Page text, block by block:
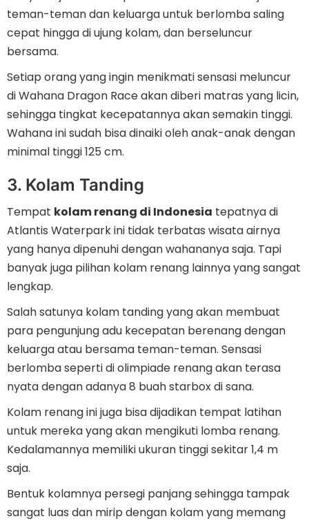
teman-teman dan keluarga untuk berlomba saling
cepat hingga di ujung kolam, dan berseluncur
bersama.
Setiap orang yang ingin menikmati sensasi meluncur
di Wahana Dragon Race akan diberi matras yang licin,
sehingga tingkat kecepatannya akan semakin tinggi.
Wahana ini sudah bisa dinaiki oleh anak-anak dengan
minimal tinggi 125 cm.
3. Kolam Tanding
Tempat kolam renang di Indonesia tepatnya di
Atlantis Waterpark ini tidak terbatas wisata airnya
yang hanya dipenuhi dengan wahananya saja. Tapi
banyak juga pilihan kolam renang lainnya yang sangat
lengkap.
Salah satunya kolam tanding yang akan membuat
para pengunjung adu kecepatan berenang dengan
keluarga atau bersama teman-teman. Sensasi
berlomba seperti di olimpiade renang akan terasa
nyata dengan adanya 8 buah starbox di sana.
Kolam renang ini juga bisa dijadikan tempat latihan
untuk mereka yang akan mengikuti lomba renang.
Kedalamannya memiliki ukuran tinggi sekitar 1,4 m
saja.
Bentuk kolamnya persegi panjang sehingga tampak
sangat luas dan mirip dengan kolam yang memang